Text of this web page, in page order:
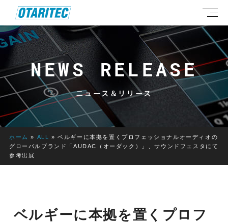
NEWS RELEASE
ニュース＆リリース
ホーム » ALL »ベルギーに本拠を置くプロフェッショナルオーディオの
グローバルブランド「AUDAC（オーダック）」、サウンドフェスタにて
参考出展
ベルギーに本拠を置くプロフ